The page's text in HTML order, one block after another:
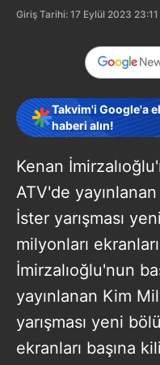
Giriş Tarihi: 17 Eylül 2023 23:11
Takvim'i Google'a
haberi alın!
Kenan
ATV'de
İster yarışması
milyonları
İmirzalıoğlu'nun
yayınlanan Kim
yarışması yeni
ekranları başına